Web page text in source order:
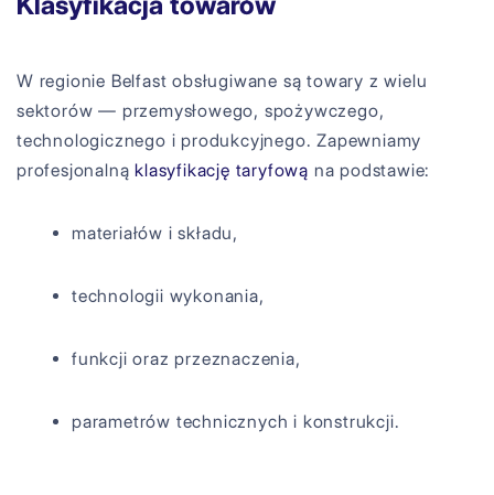
W regionie Belfast obsługiwane są towary z wielu
sektorów — przemysłowego, spożywczego,
technologicznego i produkcyjnego. Zapewniamy
profesjonalnąklasyfikację taryfową na podstawie:
materiałów i składu,
technologii wykonania,
funkcji oraz przeznaczenia,
parametrów technicznych i konstrukcji.